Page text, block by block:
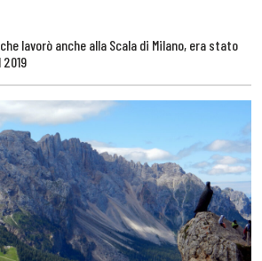
lavorò anche alla Scala di Milano, era stato